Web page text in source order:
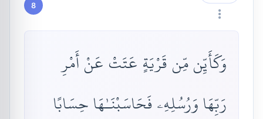
8
وَكَأَيِّن مِّن قَرْيَةٍ عَتَتْ عَنْ أَمْرِ
رَبِّهَا وَرُسُلِهِۦ فَحَاسَبْنَـٰهَا حِسَابًا